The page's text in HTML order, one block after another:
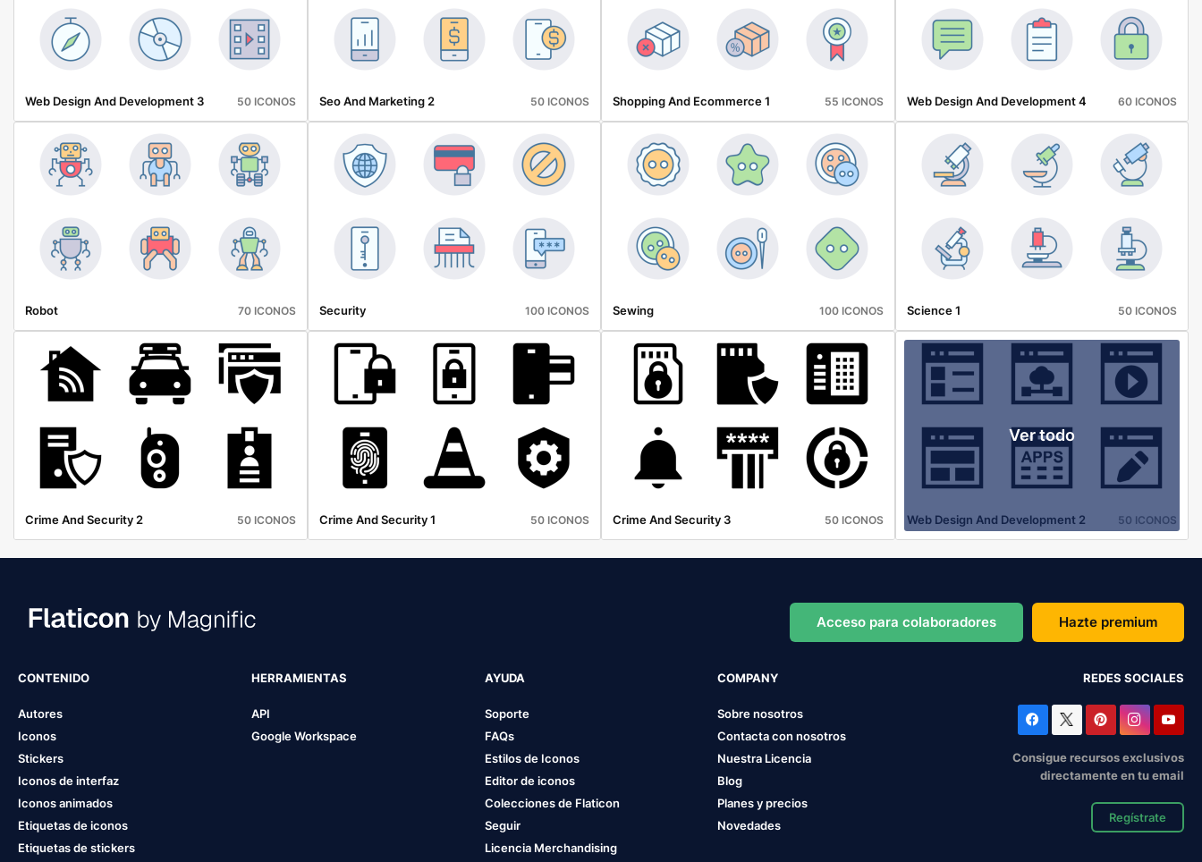
Web Design And Development 3 50 ICONOS Seo And Marketing 2 50 ICONOS Shopping And Ecommerce 1 55 ICONOS Web Design And Development 4 60 ICONOS
Robot 70 ICONOS Security 100 ICONOS Sewing 100 ICONOS Science 1 50 ICONOS
Crime And Security 2 50 ICONOS Crime And Security 1 50 ICONOS Crime And Security 3 50 ICONOS
Ver todo
Web Design And Development 2 50 ICONOS
Acceso para colaboradores Hazte premium
CONTENIDO
Autores
Iconos
Stickers
Iconos de interfaz
Iconos animados
Etiquetas de iconos
Etiquetas de stickers
HERRAMIENTAS
API
Google Workspace
AYUDA
Soporte
FAQs
Estilos de Iconos
Editor de iconos
Colecciones de Flaticon
Seguir
Licencia Merchandising
COMPANY
Sobre nosotros
Contacta con nosotros
Nuestra Licencia
Blog
Planes y precios
Novedades
REDES SOCIALES
Consigue recursos exclusivos
directamente en tu email
Regístrate